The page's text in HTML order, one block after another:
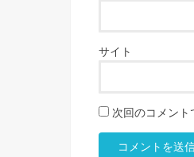
サイト
次回のコメン